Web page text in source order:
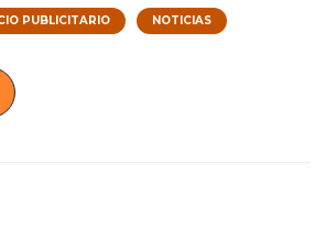
PUBLICITARIO NOTICIAS